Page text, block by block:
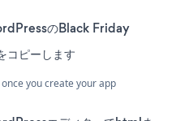
のBlack Friday
コピーします
you create your app